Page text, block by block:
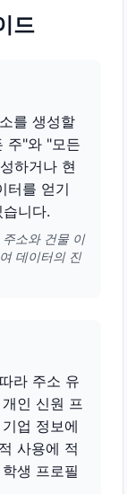
드
를 생성할
주"와 "모든
하거나 현
터를 얻기
니다.
소와 건물 이
데이터의 진
라 주소 유
인 신원 프
업 정보에
사용에 적
생 프로필